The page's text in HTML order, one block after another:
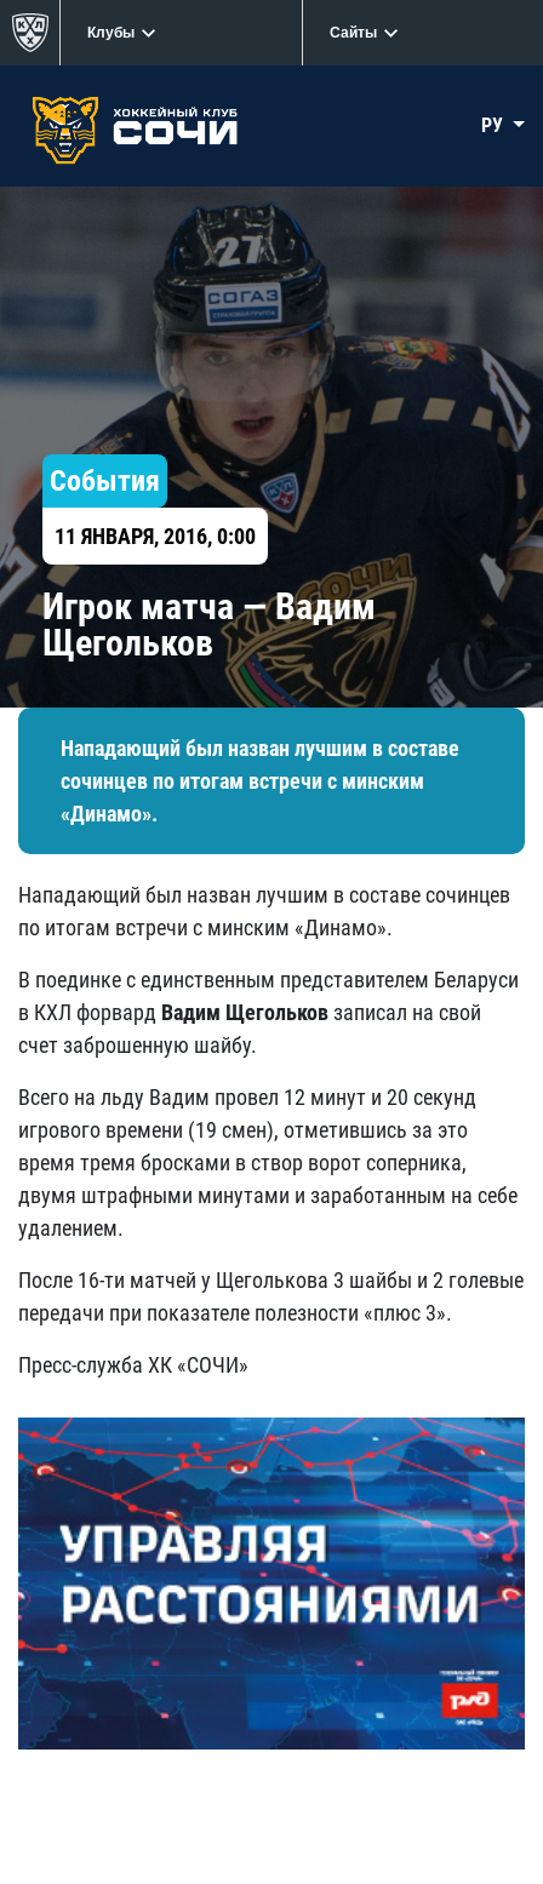
Клубы Сайты
РУ
События
11 ЯНВАРЯ, 2016, 0:00
Игрок матча — Вадим
Щегольков
Нападающий был назван лучшим в составе
сочинцев по итогам встречи с минским
«Динамо».
Нападающий был назван лучшим в составе сочинцев
по итогам встречи с минским «Динамо».
В поединке с единственным представителем Беларуси
в КХЛ форвард Вадим Щегольковзаписал на свой
счет заброшенную шайбу.
Всего на льду Вадим провел 12 минут и 20 секунд
игрового времени (19 смен), отметившись за это
время тремя бросками в створ ворот соперника,
двумя штрафными минутами и заработанным на себе
удалением.
После 16-ти матчей у Щеголькова 3 шайбы и 2 голевые
передачи при показателе полезности «плюс 3».
Пресс-служба ХК «СОЧИ»